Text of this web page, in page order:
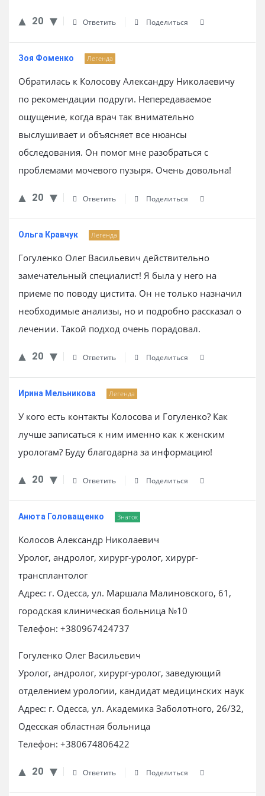
20 Ответить Поделиться
Зоя Фоменко Легенда
Обратилась к Колосову Александру Николаевичу
по рекомендации подруги. Непередаваемое
ощущение, когда врач так внимательно
выслушивает и объясняет все нюансы
обследования. Он помог мне разобраться с
проблемами мочевого пузыря. Очень довольна!
20 Ответить Поделиться
Ольга Кравчук Легенда
Гогуленко Олег Васильевич действительно
замечательный специалист! Я была у него на
приеме по поводу цистита. Он не только назначил
необходимые анализы, но и подробно рассказал о
лечении. Такой подход очень порадовал.
20 Ответить Поделиться
Ирина Мельникова Легенда
У кого есть контакты Колосова и Гогуленко? Как
лучше записаться к ним именно как к женским
урологам? Буду благодарна за информацию!
20 Ответить Поделиться
Анюта Головащенко Знаток
Колосов Александр Николаевич
Уролог, андролог, хирург-уролог, хирург-
трансплантолог
Адрес: г. Одесса, ул. Маршала Малиновского, 61,
городская клиническая больница №10
Телефон: +380967424737
Гогуленко Олег Васильевич
Уролог, андролог, хирург-уролог, заведующий
отделением урологии, кандидат медицинских наук
Адрес: г. Одесса, ул. Академика Заболотного, 26/32,
Одесская областная больница
Телефон: +380674806422
20 Ответить Поделиться